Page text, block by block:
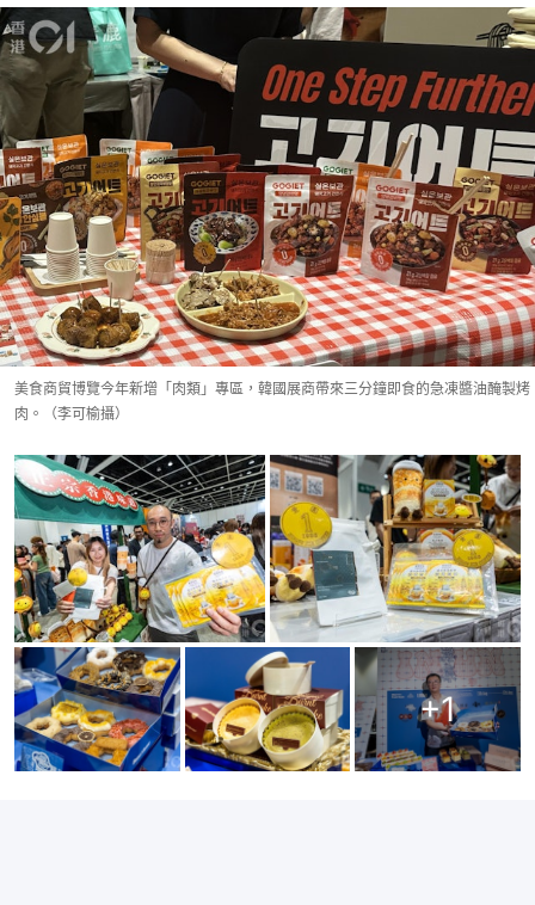
美食商貿博覽今年新增「肉類」專區，韓國展商帶來三分鐘即食的急凍醬油醃製烤
肉。（李可榆攝）
+1